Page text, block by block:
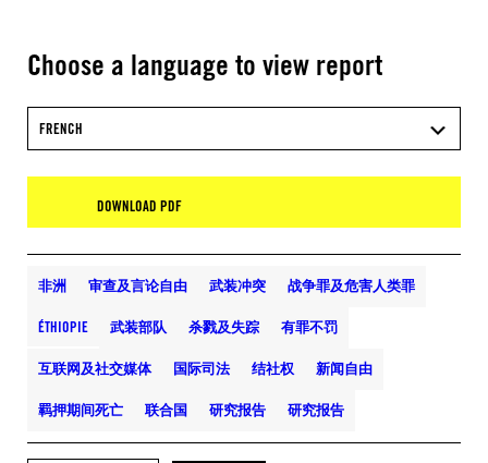
Choose a language to view report
FRENCH
DOWNLOAD PDF
非洲 审查及言论自由 武装冲突 战争罪及危害人类罪
ÉTHIOPIE 武装部队 杀戮及失踪 有罪不罚
互联网及社交媒体 国际司法 结社权 新闻自由
羁押期间死亡 联合国 研究报告 研究报告